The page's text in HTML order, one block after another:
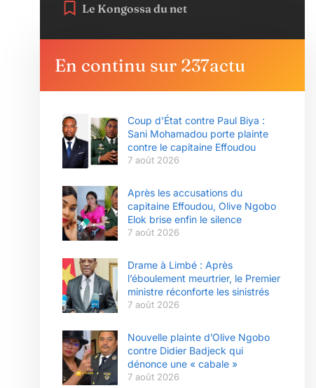
Le Kongossa du net
En continu sur 237actu
Coup d’État contre Paul Biya :
Sani Mohamadou porte plainte
contre le capitaine Effoudou
7 août 2026
Après les accusations du
capitaine Effoudou, Olive Ngobo
Elok brise enfin le silence
7 août 2026
Drame à Limbé : Après
l’éboulement meurtrier, le Premier
ministre réconforte les sinistrés
7 août 2026
Nouvelle plainte d’Olive Ngobo
contre Didier Badjeck qui
dénonce une « cabale »
7 août 2026